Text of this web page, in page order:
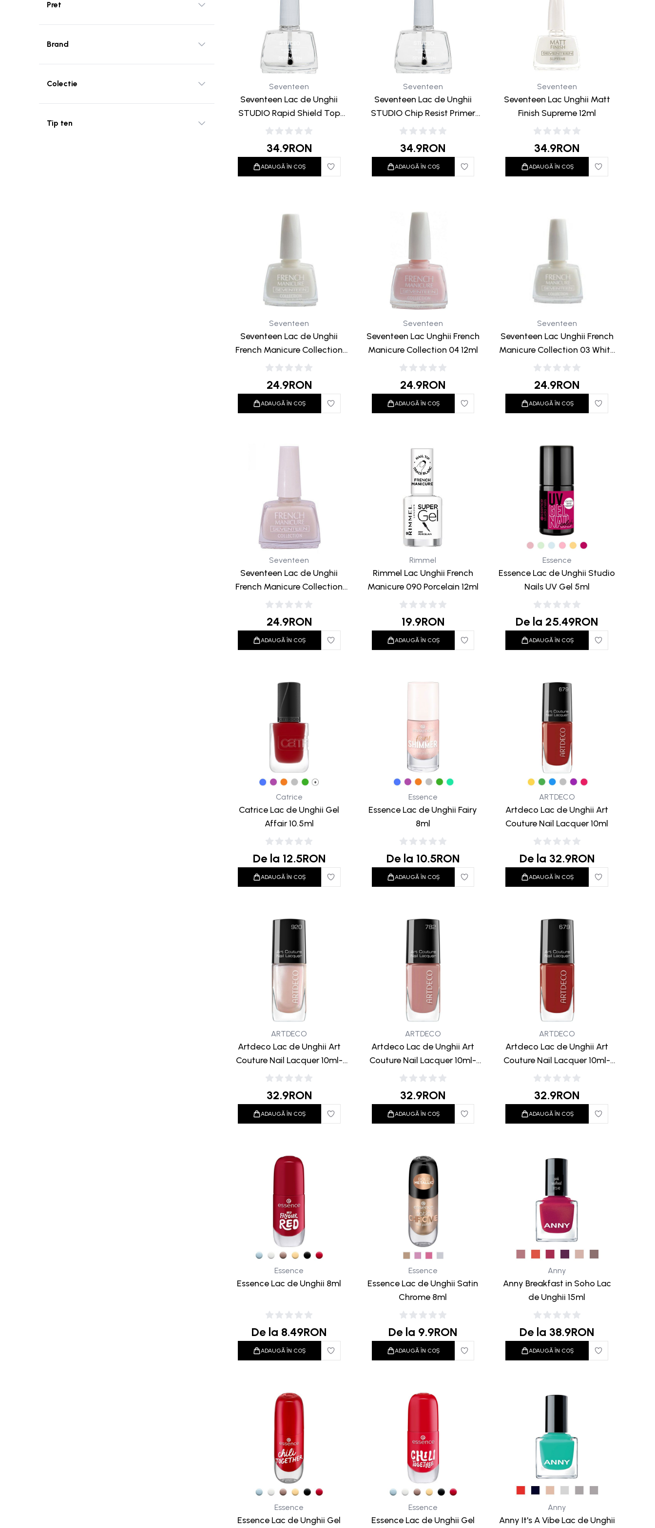
Pret
Brand
Colectie
Tip ten
Seventeen
Seventeen Lac de Unghii
STUDIO Rapid Shield Top
Shine 12ml
34.9RON
ADAUGĂ ÎN COȘ
Seventeen
Seventeen Lac de Unghii
STUDIO Chip Resist Primer
Baza Unghii 12ml
34.9RON
ADAUGĂ ÎN COȘ
Seventeen
Seventeen Lac Unghii Matt
Finish Supreme 12ml
34.9RON
ADAUGĂ ÎN COȘ
Seventeen
Seventeen Lac de Unghii
French Manicure Collection
White Tip Color 12ml
24.9RON
ADAUGĂ ÎN COȘ
Seventeen
Seventeen Lac Unghii French
Manicure Collection 04 12ml
24.9RON
ADAUGĂ ÎN COȘ
Seventeen
Seventeen Lac Unghii French
Manicure Collection 03 White
12ml
24.9RON
ADAUGĂ ÎN COȘ
Seventeen
Seventeen Lac de Unghii
French Manicure Collection
02 Natural 12ml
24.9RON
ADAUGĂ ÎN COȘ
Rimmel
Rimmel Lac Unghii French
Manicure 090 Porcelain 12ml
19.9RON
ADAUGĂ ÎN COȘ
Essence
Essence Lac de Unghii Studio
Nails UV Gel 5ml
De la 25.49RON
ADAUGĂ ÎN COȘ
Catrice
Catrice Lac de Unghii Gel
Affair 10.5ml
De la 12.5RON
ADAUGĂ ÎN COȘ
Essence
Essence Lac de Unghii Fairy
8ml
De la 10.5RON
ADAUGĂ ÎN COȘ
ARTDECO
Artdeco Lac de Unghii Art
Couture Nail Lacquer 10ml
De la 32.9RON
ADAUGĂ ÎN COȘ
ARTDECO
Artdeco Lac de Unghii Art
Couture Nail Lacquer 10ml-
920 Silk Road
32.9RON
ADAUGĂ ÎN COȘ
ARTDECO
Artdeco Lac de Unghii Art
Couture Nail Lacquer 10ml-
782 Metropolis
32.9RON
ADAUGĂ ÎN COȘ
ARTDECO
Artdeco Lac de Unghii Art
Couture Nail Lacquer 10ml-
679 Ancient Red
32.9RON
ADAUGĂ ÎN COȘ
Essence
Essence Lac de Unghii 8ml
De la 8.49RON
ADAUGĂ ÎN COȘ
Essence
Essence Lac de Unghii Satin
Chrome 8ml
De la 9.9RON
ADAUGĂ ÎN COȘ
Anny
Anny Breakfast in Soho Lac
de Unghii 15ml
De la 38.9RON
ADAUGĂ ÎN COȘ
Essence
Essence Lac de Unghii Gel
Essence
Essence Lac de Unghii Gel
Anny
Anny It's A Vibe Lac de Unghii